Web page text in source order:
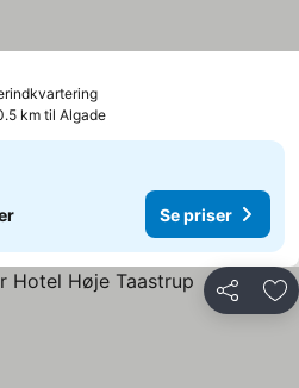
km til Algade
Se priser
Del